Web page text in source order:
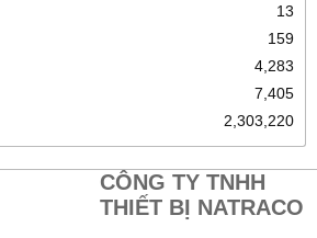
13
159
4,283
7,405
2,303,220
CÔNG TY TNHH
THIẾT BỊ NATRACO